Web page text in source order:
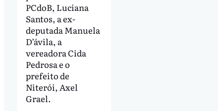
PCdoB, Luciana
Santos, a ex-
deputada Manuela
D’ávila, a
vereadora Cida
Pedrosa e o
prefeito de
Niterói, Axel
Grael.